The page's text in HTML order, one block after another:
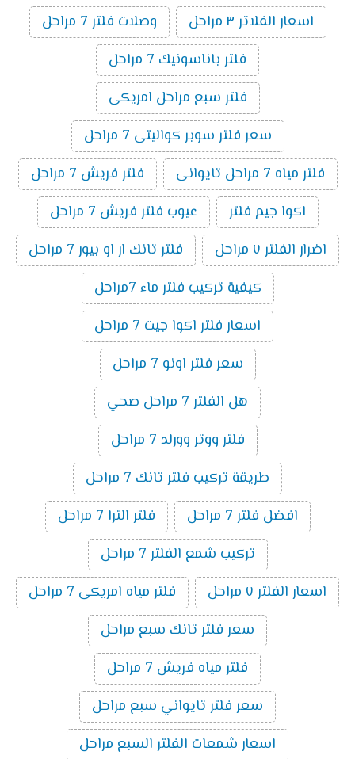
اسعار الفلاتر ٣ مراحل
وصلات فلتر 7 مراحل
فلتر باناسونيك 7 مراحل
فلتر سبع مراحل امريكى
سعر فلتر سوبر كواليتى 7 مراحل
فلتر مياه 7 مراحل تايوانى
فلتر فريش 7 مراحل
اكوا جيم فلتر
عيوب فلتر فريش 7 مراحل
اضرار الفلتر ٧ مراحل
فلتر تانك ار او بيور 7 مراحل
كيفية تركيب فلتر ماء 7مراحل
اسعار فلتر اكوا جيت 7 مراحل
سعر فلتر اونو 7 مراحل
هل الفلتر 7 مراحل صحي
فلتر ووتر وورلد 7 مراحل
طريقة تركيب فلتر تانك 7 مراحل
افضل فلتر 7 مراحل
فلتر الترا 7 مراحل
تركيب شمع الفلتر 7 مراحل
اسعار الفلتر ٧ مراحل
فلتر مياه امريكى 7 مراحل
سعر فلتر تانك سبع مراحل
فلتر مياه فريش 7 مراحل
سعر فلتر تايواني سبع مراحل
اسعار شمعات الفلتر السبع مراحل